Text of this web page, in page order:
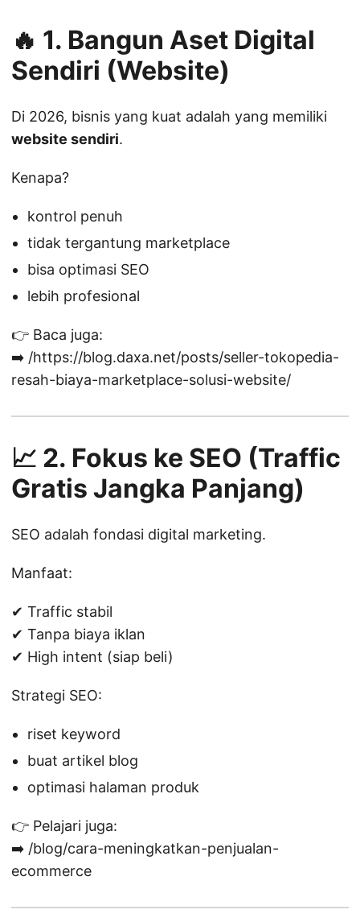
🔥 1. Bangun Aset Digital
Sendiri (Website)
Di 2026, bisnis yang kuat adalah yang memiliki
website sendiri.
Kenapa?
kontrol penuh
tidak tergantung marketplace
bisa optimasi SEO
lebih profesional
👉 Baca juga:
➡️ /https://blog.daxa.net/posts/seller-tokopedia-
resah-biaya-marketplace-solusi-website/
📈 2. Fokus ke SEO (Traffic
Gratis Jangka Panjang)
SEO adalah fondasi digital marketing.
Manfaat:
✔ Traffic stabil
✔ Tanpa biaya iklan
✔ High intent (siap beli)
Strategi SEO:
riset keyword
buat artikel blog
optimasi halaman produk
👉 Pelajari juga:
➡️ /blog/cara-meningkatkan-penjualan-
ecommerce